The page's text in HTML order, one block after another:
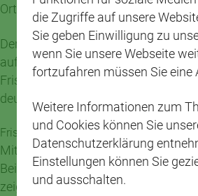
Ort angenehm, persönlich und
Der Song von Daniel Surey zeigt
auf eine schöne und moderne
Frische-Köpfe-Kampagne zum
deutlich, wie viel Kreativität in
Frische Köpfe, starke Ideen
Mit seinem Jubiläumssong hat
Beitrag geschaffen, der Freude
zeigt, was CAP auszeichnet.
die Zugriffe auf unsere
Sie geben Einwilligung zu
wenn Sie unsere Webseite
fortzufahren müssen Sie eine
Weitere Informationen zum
und Cookies können Sie
Datenschutzerklärung
Einstellungen können Sie
und ausschalten.